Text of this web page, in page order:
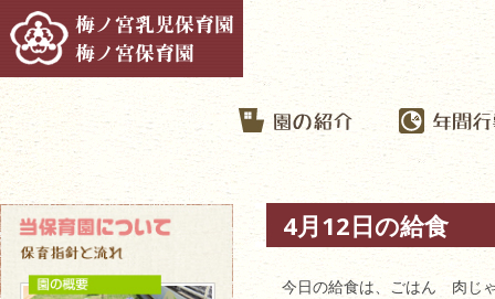
4月12日の給食
今日の給食は、ごはん 肉じ